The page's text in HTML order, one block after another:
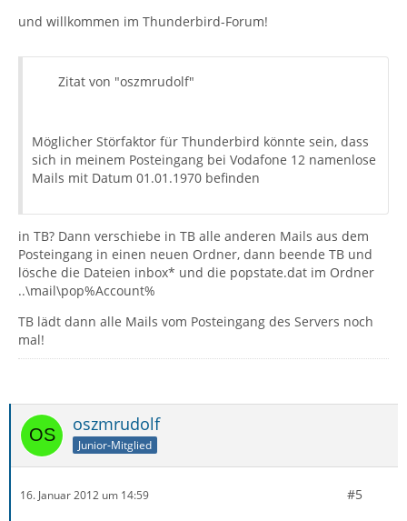
und willkommen im Thunderbird-Forum!
Zitat von "oszmrudolf"
Möglicher Störfaktor für Thunderbird könnte sein, dass
sich in meinem Posteingang bei Vodafone 12 namenlose
Mails mit Datum 01.01.1970 befinden
in TB? Dann verschiebe in TB alle anderen Mails aus dem
Posteingang in einen neuen Ordner, dann beende TB und
lösche die Dateien inbox* und die popstate.dat im Ordner
..\mail\pop%Account%
TB lädt dann alle Mails vom Posteingang des Servers noch
mal!
oszmrudolf
Junior-Mitglied
16. Januar 2012 um 14:59 #5